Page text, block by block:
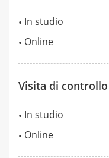
In studio
Online
Visita di controllo
In studio
Online